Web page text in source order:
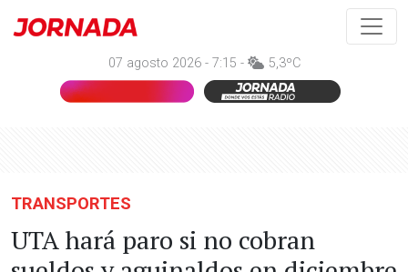
07 agosto 2026 - 7:15 - 5,3ºC
TRANSPORTES
UTA hará paro si no cobran